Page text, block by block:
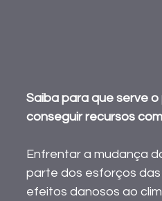
Saiba para que serve
conseguir recursos
Enfrentar a mudança
parte dos esforços
efeitos danosos ao